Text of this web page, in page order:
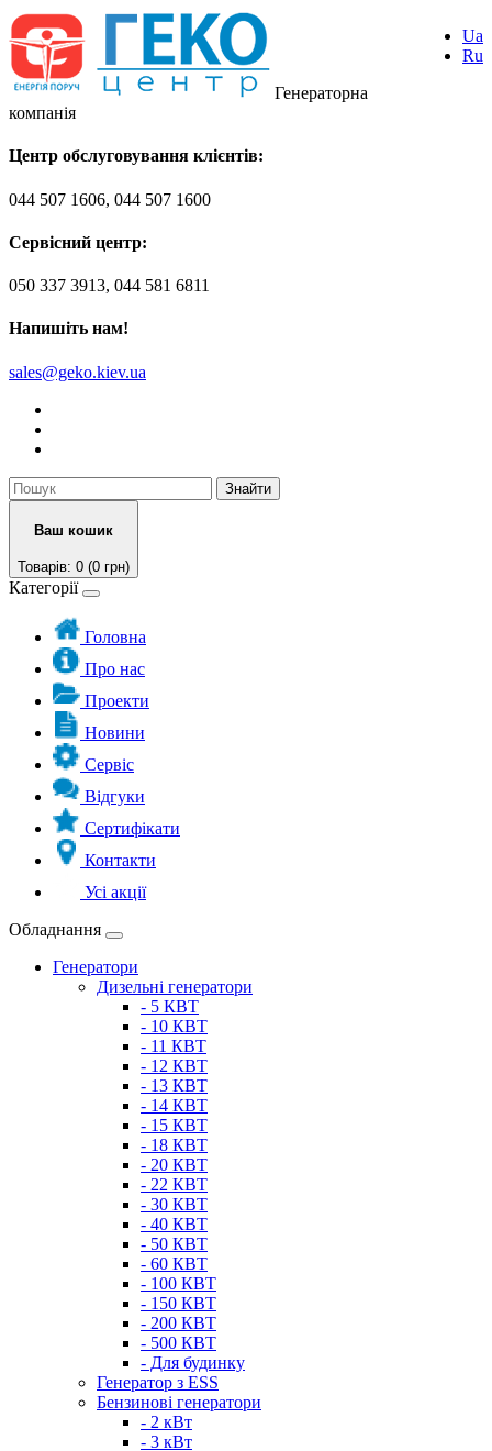
Ua
Ru
Генераторна
компанія
Центр обслуговування клієнтів:
044 507 1606, 044 507 1600
Сервісний центр:
050 337 3913, 044 581 6811
Напишіть нам!
sales@geko.kiev.ua
Знайти
Ваш кошик
Товарів: 0 (0 грн)
Категорії
Головна
Про нас
Проекти
Новини
Сервіс
Відгуки
Сертифікати
Контакти
Усі акції
Обладнання
Генератори
Дизельні генератори
- 5 КВТ
- 10 КВТ
- 11 КВТ
- 12 КВТ
- 13 КВТ
- 14 КВТ
- 15 КВТ
- 18 КВТ
- 20 КВТ
- 22 КВТ
- 30 КВТ
- 40 КВТ
- 50 КВТ
- 60 КВТ
- 100 КВТ
- 150 КВТ
- 200 КВТ
- 500 КВТ
- Для будинку
Генератор з ESS
Бензинові генератори
- 2 кВт
- 3 кВт